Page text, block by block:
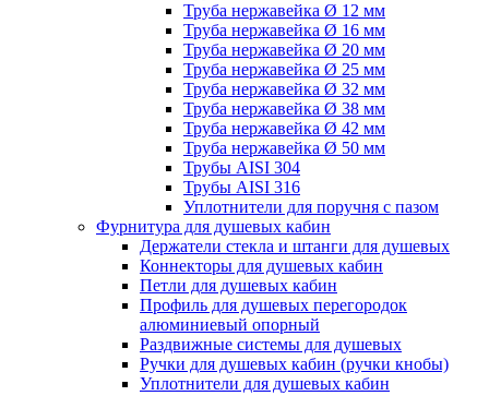
Труба нержавейка Ø 12 мм
Труба нержавейка Ø 16 мм
Труба нержавейка Ø 20 мм
Труба нержавейка Ø 25 мм
Труба нержавейка Ø 32 мм
Труба нержавейка Ø 38 мм
Труба нержавейка Ø 42 мм
Труба нержавейка Ø 50 мм
Трубы AISI 304
Трубы AISI 316
Уплотнители для поручня с пазом
Фурнитура для душевых кабин
Держатели стекла и штанги для душевых
Коннекторы для душевых кабин
Петли для душевых кабин
Профиль для душевых перегородок
алюминиевый опорный
Раздвижные сиcтемы для душевых
Ручки для душевых кабин (ручки кнобы)
Уплотнители для душевых кабин